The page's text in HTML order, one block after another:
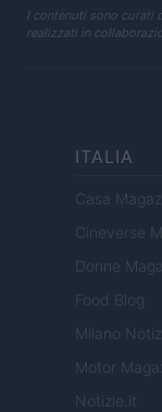
I contenuti sono curati
realizzati in
ITALIA
Casa
Cineverse
Donne
Food Blog
Milano
Motor
Notizie.it